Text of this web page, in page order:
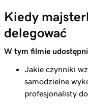
Lekcja 7 (z 11)
Prześlij dalej
Lekcja 8 (z 11)
Zaplanuj swoją
Lekcja 9 (z 11)
Kiedy
Kiedy
delegować
W tym filmie
Jakie czynniki
samodzielne
profesjonalisty